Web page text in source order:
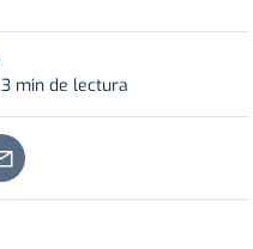
3 min de lectura